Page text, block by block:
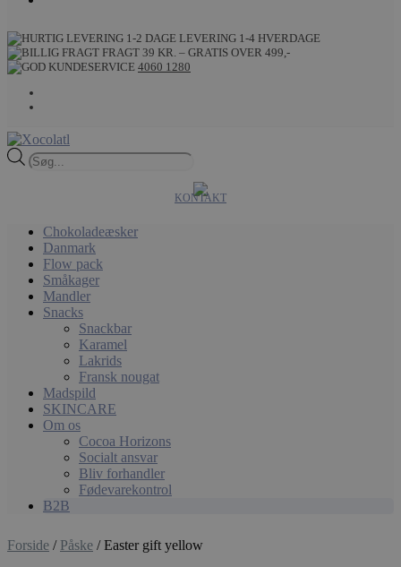
LEVERING 1-4 HVERDAGE
FRAGT 39 KR. – GRATIS OVER 499,-
4060 1280
Products
search
KONTAKT
Chokoladeæsker
Danmark
Flow pack
Småkager
Mandler
Snacks
Snackbar
Karamel
Lakrids
Fransk nougat
Madspild
SKINCARE
Om os
Cocoa Horizons
Socialt ansvar
Bliv forhandler
Fødevarekontrol
B2B
Forside / Påske / Easter gift yellow